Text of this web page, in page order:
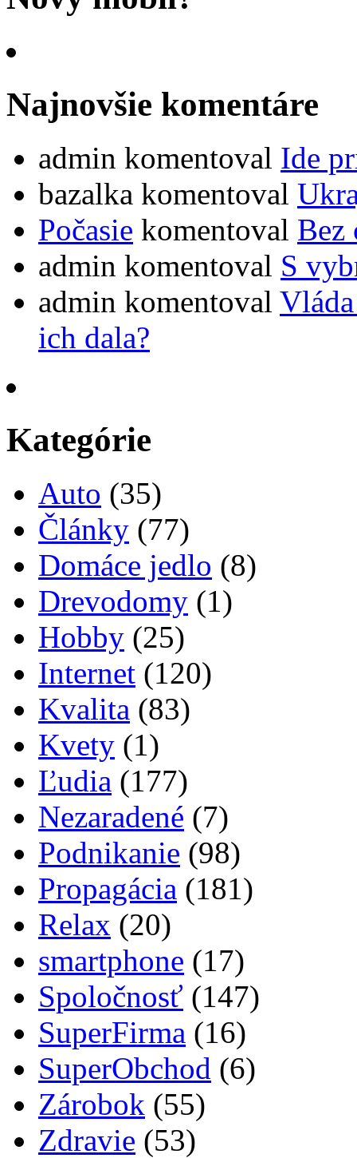
Najnovšie komentáre
admin komentoval Ide
bazalka komentoval
Počasie komentoval Bez
admin komentoval S
admin komentoval
ich dala?
Kategórie
Auto (35)
Články (77)
Domáce jedlo (8)
Drevodomy (1)
Hobby (25)
Internet (120)
Kvalita (83)
Kvety (1)
Ľudia (177)
Nezaradené (7)
Podnikanie (98)
Propagácia (181)
Relax (20)
smartphone (17)
Spoločnosť (147)
SuperFirma (16)
SuperObchod (6)
Zárobok (55)
Zdravie (53)